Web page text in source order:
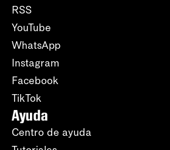
RSS
YouTube
WhatsApp
Instagram
Facebook
TikTok
Ayuda
Centro de ayuda